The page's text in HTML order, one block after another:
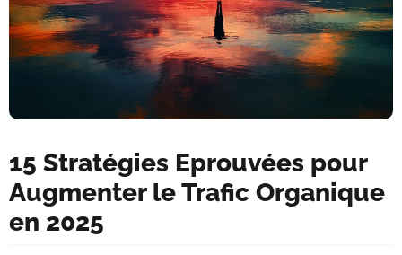
15 Stratégies Eprouvées pour
Augmenter le Trafic Organique
en 2025